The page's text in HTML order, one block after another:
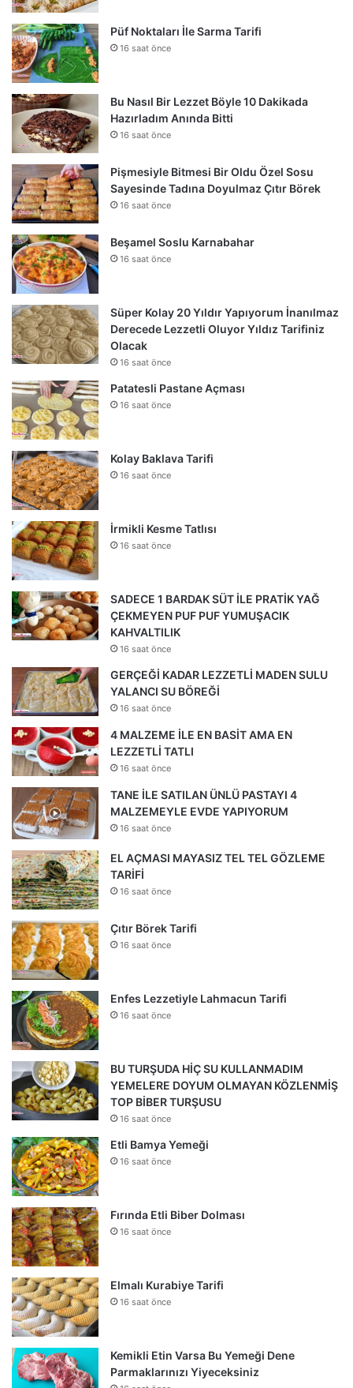
Püf Noktaları İle Sarma Tarifi
16 saat önce
Bu Nasıl Bir Lezzet Böyle 10 Dakikada
Hazırladım Anında Bitti
16 saat önce
Pişmesiyle Bitmesi Bir Oldu Özel Sosu
Sayesinde Tadına Doyulmaz Çıtır Börek
16 saat önce
Beşamel Soslu Karnabahar
16 saat önce
Süper Kolay 20 Yıldır Yapıyorum İnanılmaz
Derecede Lezzetli Oluyor Yıldız Tarifiniz
Olacak
16 saat önce
Patatesli Pastane Açması
16 saat önce
Kolay Baklava Tarifi
16 saat önce
İrmikli Kesme Tatlısı
16 saat önce
SADECE 1 BARDAK SÜT İLE PRATİK YAĞ
ÇEKMEYEN PUF PUF YUMUŞACIK
KAHVALTILIK
16 saat önce
GERÇEĞİ KADAR LEZZETLİ MADEN SULU
YALANCI SU BÖREĞİ
16 saat önce
4 MALZEME İLE EN BASİT AMA EN
LEZZETLİ TATLI
16 saat önce
TANE İLE SATILAN ÜNLÜ PASTAYI 4
MALZEMEYLE EVDE YAPIYORUM
16 saat önce
EL AÇMASI MAYASIZ TEL TEL GÖZLEME
TARİFİ
16 saat önce
Çıtır Börek Tarifi
16 saat önce
Enfes Lezzetiyle Lahmacun Tarifi
16 saat önce
BU TURŞUDA HİÇ SU KULLANMADIM
YEMELERE DOYUM OLMAYAN KÖZLENMİŞ
TOP BİBER TURŞUSU
16 saat önce
Etli Bamya Yemeği
16 saat önce
Fırında Etli Biber Dolması
16 saat önce
Elmalı Kurabiye Tarifi
16 saat önce
Kemikli Etin Varsa Bu Yemeği Dene
Parmaklarınızı Yiyeceksiniz